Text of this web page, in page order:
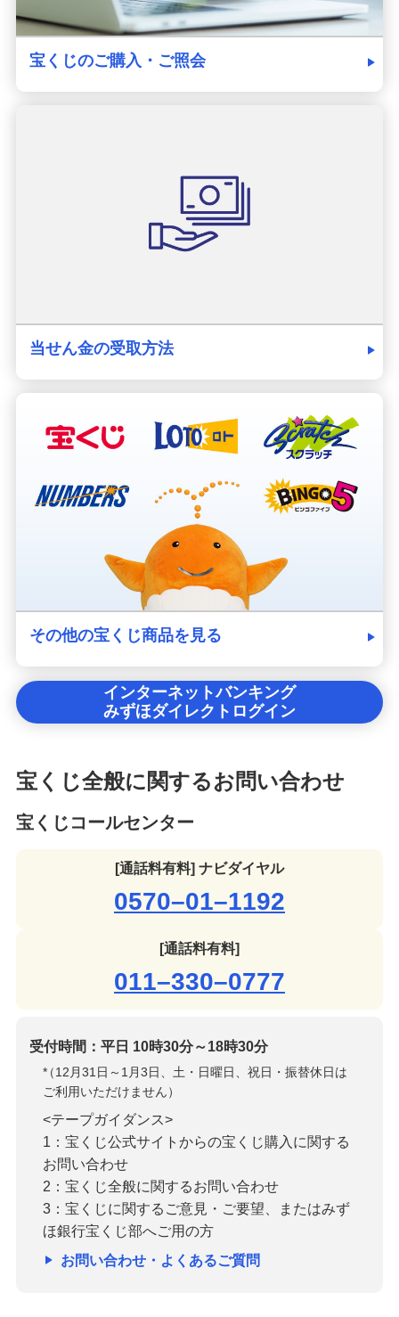
宝くじのご購入・ご照会
当せん金の受取方法
その他の宝くじ商品を見る
インターネットバンキング
みずほダイレクトログイン
宝くじ全般に関するお問い合わせ
宝くじコールセンター
[通話料有料] ナビダイヤル
0570–01–1192
[通話料有料]
011–330–0777
受付時間：平日 10時30分～18時30分
*
（12月31日～1月3日、土・日曜日、祝日・振替休日は
ご利用いただけません）
<テープガイダンス>
1：宝くじ公式サイトからの宝くじ購入に関する
お問い合わせ
2：宝くじ全般に関するお問い合わせ
3：宝くじに関するご意見・ご要望、またはみず
ほ銀行宝くじ部へご用の方
お問い合わせ・よくあるご質問